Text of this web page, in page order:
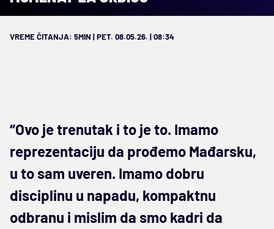
VREME ČITANJA: 5MIN | PET. 08.05.26. | 08:34
“Ovo je trenutak i to je to. Imamo
reprezentaciju da prođemo Mađarsku,
u to sam uveren. Imamo dobru
disciplinu u napadu, kompaktnu
odbranu i mislim da smo kadri da